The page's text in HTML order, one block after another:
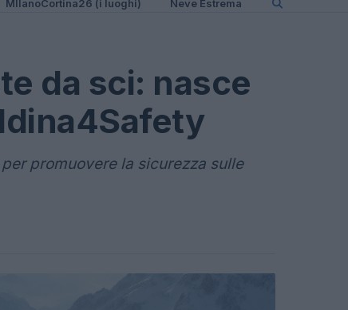
MIlanoCortina26 (i luoghi) Neve Estrema
da sci: nasce
promuovere la sicurezza sulle